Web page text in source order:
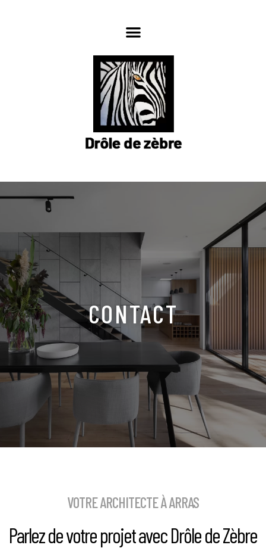
CONTACT
VOTRE ARCHITECTE À ARRAS
Parlez de votre projet avec Drôle de Zèbre